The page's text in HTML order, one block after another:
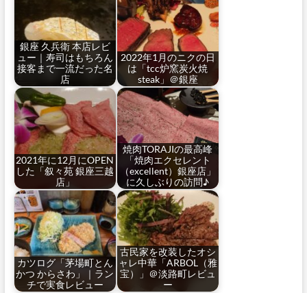
銀座 久兵衛 本店レビ
ュー｜寿司はもちろん
接客まで一流だった名
店
2022年1月のニクの日
は「tcc炉窯炭火焼
steak」＠銀座
2021年に12月にOPEN
した「叙々苑 銀座三越
店」
焼肉TORAJIの最高峰
「焼肉エクセレント
（excellent）銀座店」
に久しぶりの訪問♪
カツログ「茅場町とん
かつ からさわ」｜ラン
チで実食レビュー
古民家を改装したオシ
ャレ中華「ARBOL（雅
宝）」＠淡路町レビュ
ー